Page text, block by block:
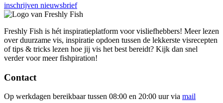
inschrijven nieuwsbrief
Freshly Fish is hét inspiratieplatform voor visliefhebbers! Meer lezen
over duurzame vis, inspiratie opdoen tussen de lekkerste visrecepten
of tips & tricks lezen hoe jij vis het best bereidt? Kijk dan snel
verder voor meer fishpiration!
Contact
Op werkdagen bereikbaar tussen 08:00 en 20:00 uur via mail